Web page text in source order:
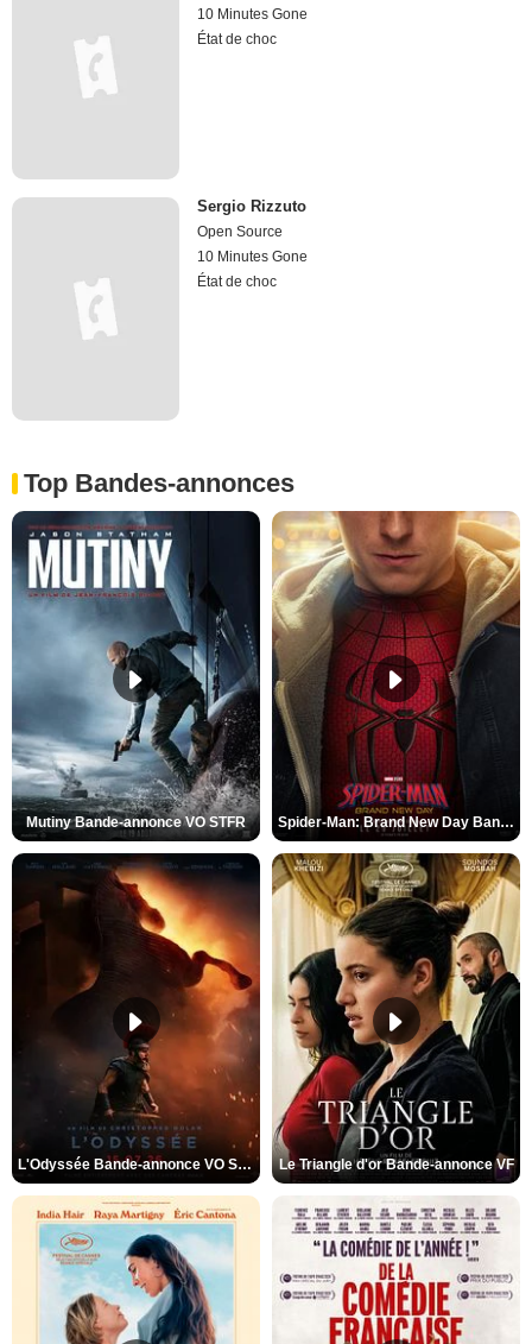
10 Minutes Gone
État de choc
Sergio Rizzuto
Open Source
10 Minutes Gone
État de choc
Top Bandes-annonces
Mutiny Bande-annonce VO STFR Spider-Man: Brand New Day Bande-annonce VO STFR
L'Odyssée Bande-annonce VO STFR Le Triangle d'or Bande-annonce VF